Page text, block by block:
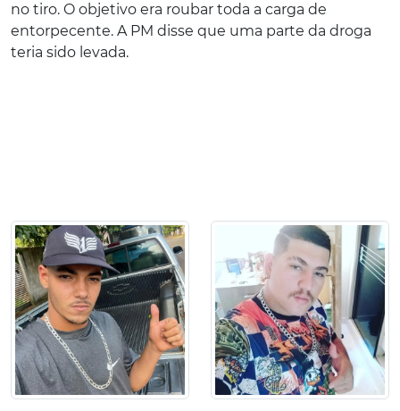
no tiro. O objetivo era roubar toda a carga de
entorpecente. A PM disse que uma parte da droga
teria sido levada.